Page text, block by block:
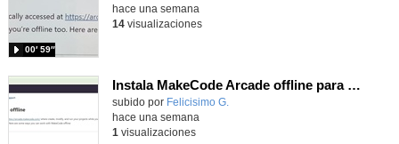
00′ 59″
hace una semana
14visualizaciones
Instala MakeCode Arcade offline para programar grandes juegos sin necesidad de Internet
Contenido educativo.
subido por Felicisimo G.
hace una semana
1 visualizaciones